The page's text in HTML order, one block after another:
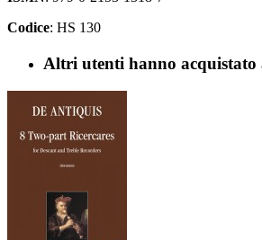
Codice: HS 130
Altri utenti hanno acquistato